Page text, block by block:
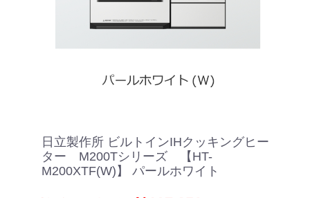
日立製作所 ビルトインIHクッキングヒー
ター M200Tシリーズ 【HT-
M200XTF(W)】 パールホワイト